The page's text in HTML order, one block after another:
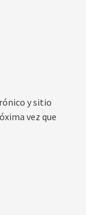
y sitio
vez que